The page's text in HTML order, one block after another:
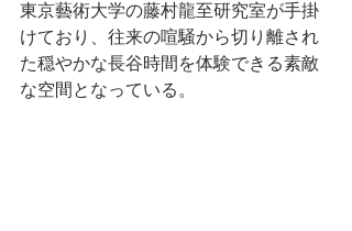
東京藝術大学の藤村龍至研究室が手掛
けており、往来の喧騒から切り離され
た穏やかな長谷時間を体験できる素敵
な空間となっている。